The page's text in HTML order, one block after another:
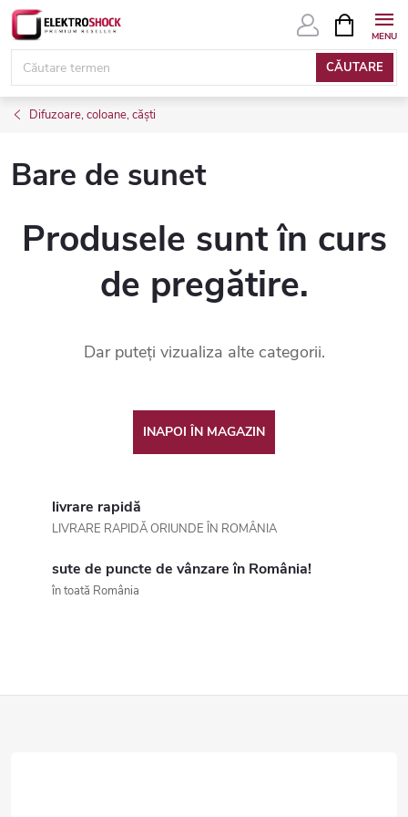
Treci
conținut
CĂUTARE
COŞ
DE
Difuzoare, coloane, căști
Bare de sunet
Produsele sunt în curs
de pregătire.
Dar puteţi vizualiza alte categorii.
INAPOI ÎN MAGAZIN
livrare rapidă
LIVRARE RAPIDĂ ORIUNDE ÎN ROMÂNIA
sute de puncte de vânzare în România!
în toată România